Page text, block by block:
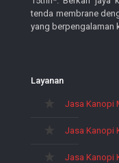
tenda membrane
yang berpengalaman
Layanan
Jasa Kanopi
Jasa Kanopi
Jasa Kanopi